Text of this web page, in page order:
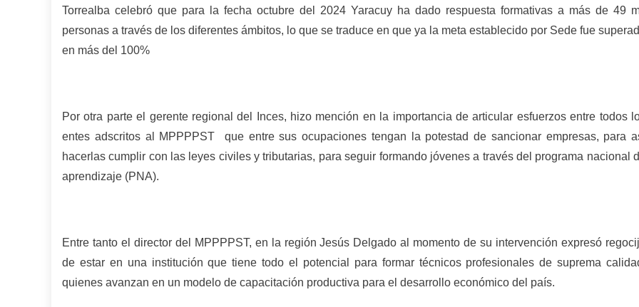
Torrealba celebró que para la fecha octubre del 2024 Yaracuy ha dado respuesta formativas a más de 49
personas a través de los diferentes ámbitos, lo que se traduce en que ya la meta establecido por Sede fue
en más del 100%
Por otra parte el gerente regional del Inces, hizo mención en la importancia de articular esfuerzos entre todos
entes adscritos al MPPPPST que entre sus ocupaciones tengan la potestad de sancionar empresas, para
hacerlas cumplir con las leyes civiles y tributarias, para seguir formando jóvenes a través del programa nacional
aprendizaje (PNA).
Entre tanto el director del MPPPPST, en la región Jesús Delgado al momento de su intervención expresó
de estar en una institución que tiene todo el potencial para formar técnicos profesionales de suprema
quienes avanzan en un modelo de capacitación productiva para el desarrollo económico del país.